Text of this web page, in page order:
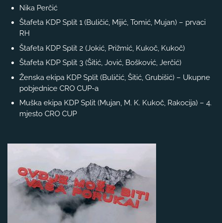
Nika Perčić
Štafeta KDP Split 1 (Buličić, Mijić, Tomić, Mujan) – prvaci
RH
Štafeta KDP Split 2 (Jokić, Prižmić, Kukoč, Kukoč)
Štafeta KDP Split 3 (Šitić, Jović, Bošković, Jerčić)
Ženska ekipa KDP Split (Buličić, Šitić, Grubišić) – Ukupne
pobjednice CRO CUP-a
Muška ekipa KDP Split (Mujan, M. K. Kukoč, Rakocija) – 4.
mjesto CRO CUP